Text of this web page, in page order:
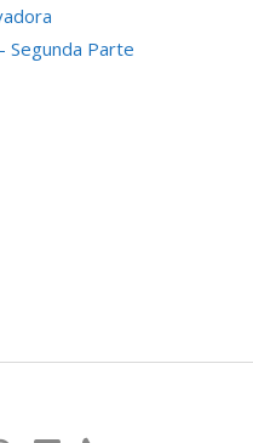
Segunda Parte